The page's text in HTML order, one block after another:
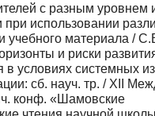
с разным уровнем
при использовании
учебного материала /
и риски
в условиях системных
сб. науч. тр. / XII
конф. «Шамовские